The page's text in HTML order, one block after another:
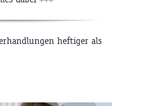
heftiger als